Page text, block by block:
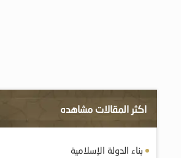
اكثر المقالات مشاهده
بناء الدولة الإسلامية